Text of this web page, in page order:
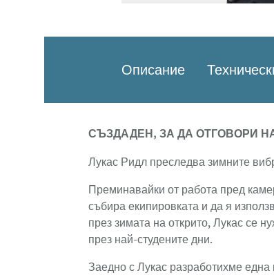
Описание
СЪЗДАДЕН, ЗА ДА ОТГОВОРИ
Лукас Ридл преследва зимните
Преминавайки от работа пред
събира екипировката и да я
през зимата на открито, Лукас се
през най-студените дни.
Заедно с Лукас разработихме